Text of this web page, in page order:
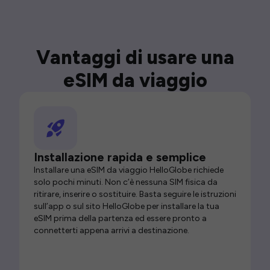
Vantaggi di usare una
eSIM da viaggio
Installazione rapida e semplice
Installare una eSIM da viaggio HelloGlobe richiede
solo pochi minuti. Non c’è nessuna SIM fisica da
ritirare, inserire o sostituire. Basta seguire le istruzioni
sull’app o sul sito HelloGlobe per installare la tua
eSIM prima della partenza ed essere pronto a
connetterti appena arrivi a destinazione.